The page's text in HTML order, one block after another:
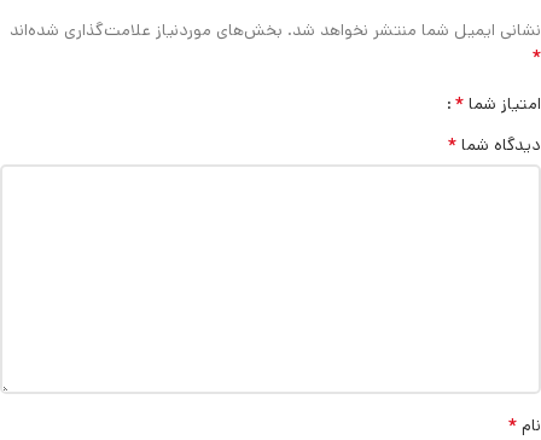
نشانی ایمیل شما منتشر نخواهد شد. بخش‌های موردنیاز علامت‌گذاری شده‌اند
*
امتیاز شما *
دیدگاه شما *
نام *